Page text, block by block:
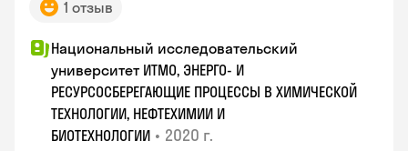
1 отзыв
Национальный исследовательский
университет ИТМО, ЭНЕРГО- И
РЕСУРСОСБЕРЕГАЮЩИЕ ПРОЦЕССЫ В ХИМИЧЕСКОЙ
ТЕХНОЛОГИИ, НЕФТЕХИМИИ И
БИОТЕХНОЛОГИИ • 2020 г.